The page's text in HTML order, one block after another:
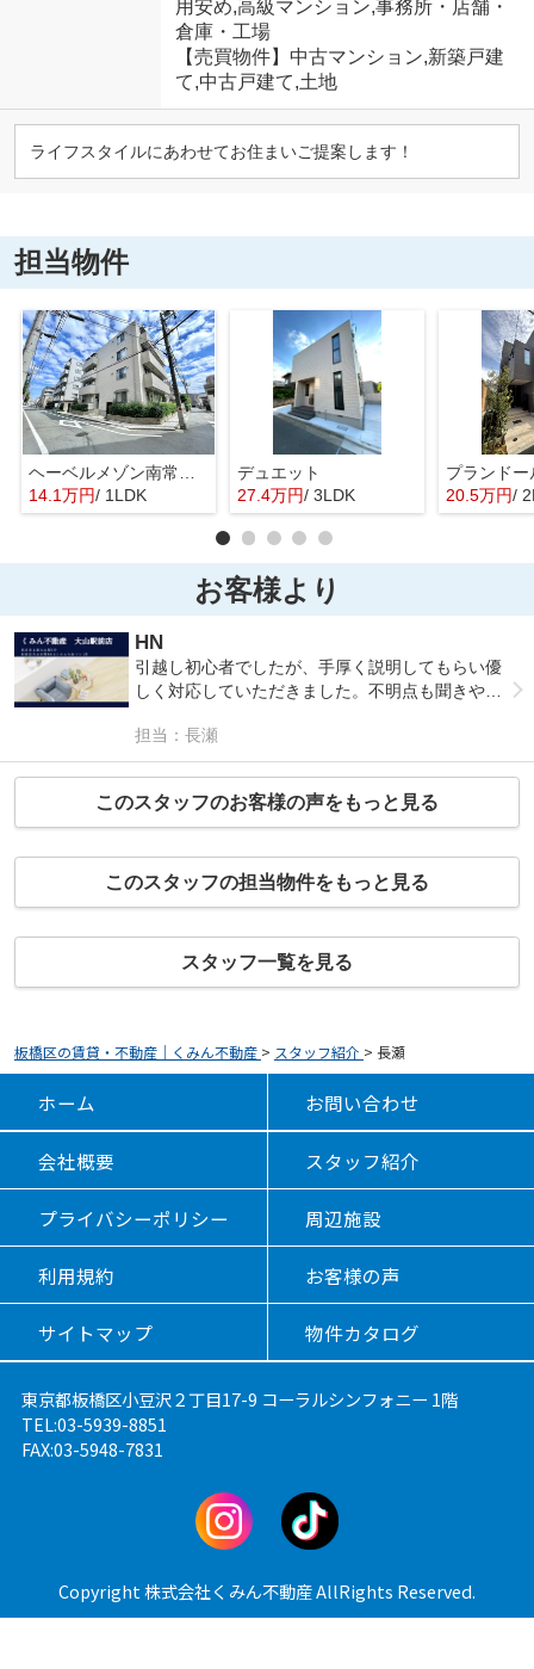
用安め,高級マンション,事務所・店舗・
倉庫・工場
【売買物件】中古マンション,新築戸建
て,中古戸建て,土地
ライフスタイルにあわせてお住まいご提案します！
担当物件
14.1万円/ 1LDK
デュエット
27.4万円/ 3LDK
プランドー
20.5万円/
お客様より
HN
引越し初心者でしたが、手厚く説明してもらい優
しく対応していただきました。不明点も聞きやす
めしたい不動産屋です。
担当：長瀬
このスタッフのお客様の声をもっと見る
このスタッフの担当物件をもっと見る
スタッフ一覧を見る
板橋区の賃貸・不動産｜くみん不動産 > スタッフ紹介 > 長瀬
ホーム お問い合わせ
会社概要 スタッフ紹介
プライバシーポリシー 周辺施設
利用規約 お客様の声
サイトマップ 物件カタログ
東京都板橋区小豆沢２丁目17-9 コーラルシンフォニー 1階
TEL:03-5939-8851
FAX:03-5948-7831
Copyright 株式会社くみん不動産 AllRights Reserved.